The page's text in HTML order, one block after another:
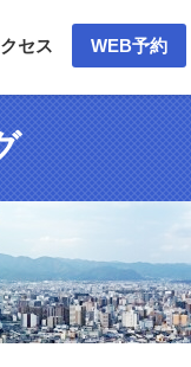
セス WEB予約